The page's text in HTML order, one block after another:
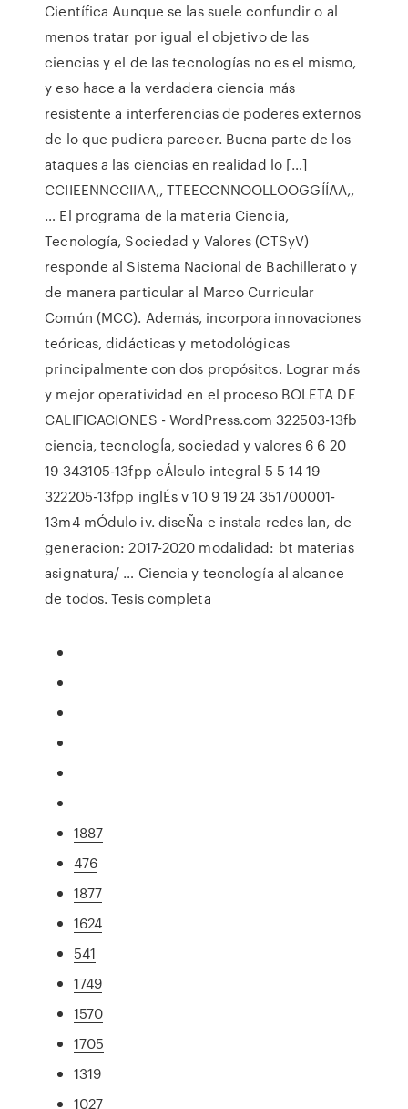
Científica Aunque se las suele confundir o al
menos tratar por igual el objetivo de las
ciencias y el de las tecnologías no es el mismo,
y eso hace a la verdadera ciencia más
resistente a interferencias de poderes externos
de lo que pudiera parecer. Buena parte de los
ataques a las ciencias en realidad lo […]
CCIIEENNCCIIAA,, TTEECCNNOOLLOOGGÍÍAA,,
… El programa de la materia Ciencia,
Tecnología, Sociedad y Valores (CTSyV)
responde al Sistema Nacional de Bachillerato y
de manera particular al Marco Curricular
Común (MCC). Además, incorpora innovaciones
teóricas, didácticas y metodológicas
principalmente con dos propósitos. Lograr más
y mejor operatividad en el proceso BOLETA DE
CALIFICACIONES - WordPress.com 322503-13fb
ciencia, tecnologÍa, sociedad y valores 6 6 20
19 343105-13fpp cÁlculo integral 5 5 14 19
322205-13fpp inglÉs v 10 9 19 24 351700001-
13m4 mÓdulo iv. diseÑa e instala redes lan, de
generacion: 2017-2020 modalidad: bt materias
asignatura/ … Ciencia y tecnología al alcance
de todos. Tesis completa
1887
476
1877
1624
541
1749
1570
1705
1319
1027